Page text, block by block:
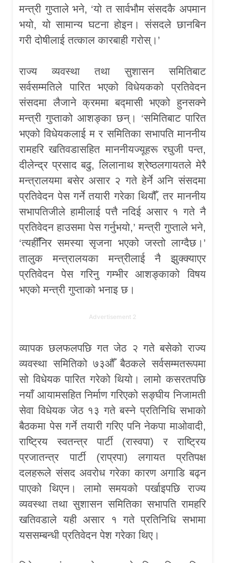
मन्त्री गुप्ताले भने, ‘यो त सार्वभौम संसदकै अपमान
भयो, यो सामान्य घटना होइन। संसदले छानबिन
गरी दोषीलाई तत्काल कारबाही गरोस्।’
राज्य व्यवस्था तथा सुशासन समितिबाट
सर्वसम्मतिले पारित भएको विधेयकको प्रतिवेदन
संसदमा लैजाने क्रममा बद्मासी भएको हुनसक्ने
मन्त्री गुप्ताको आशङ्का छन्। ‘समितिबाट पारित
भएको विधेयकलाई म र समितिका सभापति माननीय
रामहरि खतिवडासहित माननीयज्यूहरू रघुजी पन्त,
दीलेन्द्र प्रसाद बढु, लिलानाथ श्रेष्ठलगायतले मेरै
मन्त्रालयमा बसेर असार २ गते हेर्ने अनि संसदमा
प्रतिवेदन पेस गर्ने तयारी गरेका थियौँ, तर माननीय
सभापतिजीले हामीलाई पत्तै नदिई असार १ गते नै
प्रतिवेदन हाउसमा पेस गर्नुभयो,’ मन्त्री गुप्ताले भने,
‘त्यहीँनिर समस्या सृजना भएको जस्तो लाग्दैछ।’
तालुक मन्त्रालयका मन्त्रीलाई नै झुक्क्याएर
प्रतिवेदन पेस गरिनु गम्भीर आशङ्काको विषय
भएको मन्त्री गुप्ताको भनाइ छ।
Advertisement 2
व्यापक छलफलपछि गत जेठ २ गते बसेको राज्य
व्यवस्था समितिको ७३औँ बैठकले सर्वसम्मतरूपमा
सो विधेयक पारित गरेको थियो। लामो कसरतपछि
नयाँ आयामसहित निर्माण गरिएको सङ्घीय निजामती
सेवा विधेयक जेठ १३ गते बस्ने प्रतिनिधि सभाको
बैठकमा पेस गर्ने तयारी गरिए पनि नेकपा माओवादी,
राष्ट्रिय स्वतन्त्र पार्टी (रास्वपा) र राष्ट्रिय
प्रजातन्त्र पार्टी (राप्रपा) लगायत प्रतिपक्ष
दलहरूले संसद अवरोध गरेका कारण अगाडि बढ्न
पाएको थिएन। लामो समयको पर्खाइपछि राज्य
व्यवस्था तथा सुशासन समितिका सभापति रामहरि
खतिवडाले यही असार १ गते प्रतिनिधि सभामा
यससम्बन्धी प्रतिवेदन पेश गरेका थिए।